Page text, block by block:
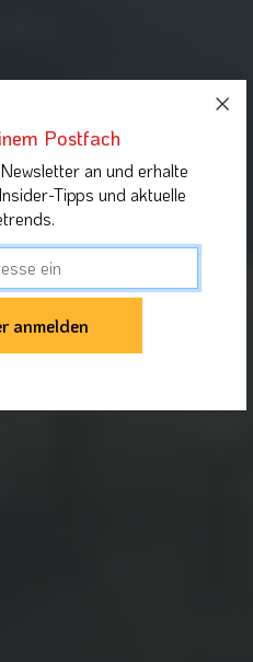
Postfach
an und erhalte
Tipps und aktuelle